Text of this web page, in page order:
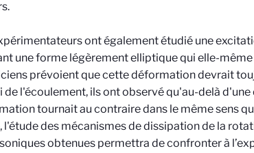
ont également étudié une
une forme légèrement elliptique qui elle-
prévoient que cette déformation devrait
de l'écoulement, ils ont observé qu'au-delà
tournait au contraire dans le même sens
l'étude des mécanismes de dissipation de la
obtenues permettra de confronter à